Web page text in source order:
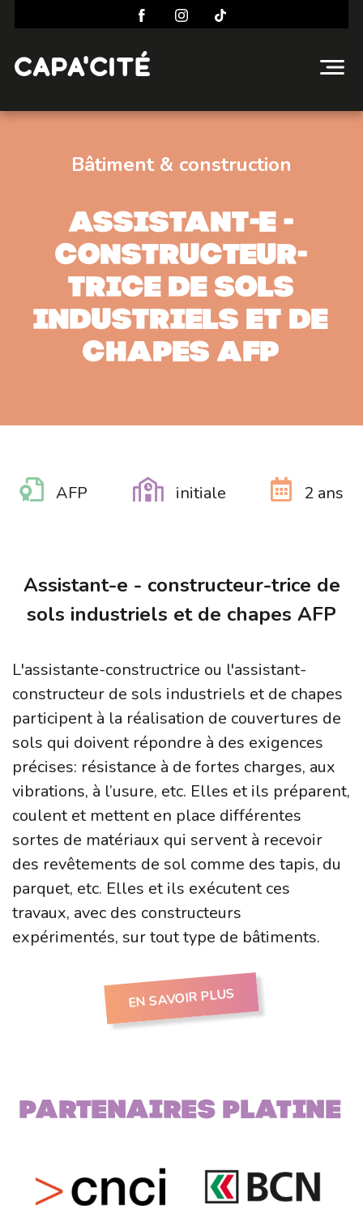
Bâtiment & construction
Assistant-e -
constructeur-
trice de sols
industriels et de
chapes AFP
AFP initiale 2 ans
Assistant-e - constructeur-trice de
sols industriels et de chapes AFP
L'assistante-constructrice ou l'assistant-
constructeur de sols industriels et de chapes
participent à la réalisation de couvertures de
sols qui doivent répondre à des exigences
précises: résistance à de fortes charges, aux
vibrations, à l’usure, etc. Elles et ils préparent,
coulent et mettent en place différentes
sortes de matériaux qui servent à recevoir
des revêtements de sol comme des tapis, du
parquet, etc. Elles et ils exécutent ces
travaux, avec des constructeurs
expérimentés, sur tout type de bâtiments.
EN SAVOIR PLUS
Partenaires PLATINE